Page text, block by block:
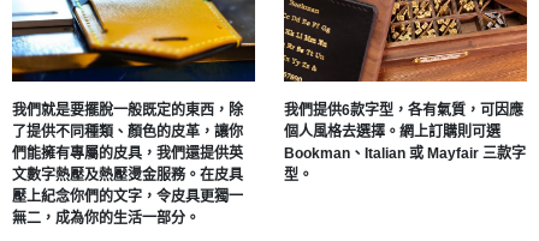
我們就是要擺脫一般既定的東西，除
了提供不同種類、顏色的皮革，讓你
們能擁有專屬的皮具，我們還提供英
文數字熱壓及熱壓燙金服務。在皮具
壓上紀念你們的文字，令皮具更獨一
無二，成為你的生活一部分。
我們提供6款字型，各有氣質，可因應
個人風格去選擇。網上訂購則可選
Bookman、Italian 或 Mayfair 三款字
型。